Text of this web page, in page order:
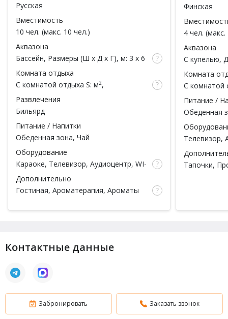
Русская
Вместимость
10 чел. (макс. 10 чел.)
Аквазона
Бассейн, Размеры (Ш x Д x Г), м: 3 x 6
Комната отдыха
С комнатой отдыха S: м2,
Развлечения
Бильярд
Питание / Напитки
Обеденная зона, Чай
Оборудование
Караоке, Телевизор, Аудиоцентр, WI-
Дополнительно
Гостиная, Ароматерапия, Ароматы
Полотенца, Халаты, Шампунь, Мыло,
Финская
4 чел. (макс.
Аквазона
С купелью,
Комната
С комнатой
Питание /
Обеденная
Телевизор,
Тапочки,
Контактные данные
Забронировать Заказать звонок